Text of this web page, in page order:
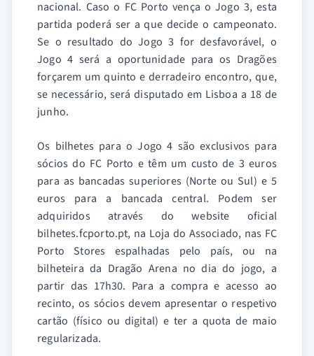
nacional. Caso o FC Porto vença o Jogo 3, esta
partida poderá ser a que decide o campeonato.
Se o resultado do Jogo 3 for desfavorável, o
Jogo 4 será a oportunidade para os Dragões
forçarem um quinto e derradeiro encontro, que,
se necessário, será disputado em Lisboa a 18 de
junho.
Os bilhetes para o Jogo 4 são exclusivos para
sócios do FC Porto e têm um custo de 3 euros
para as bancadas superiores (Norte ou Sul) e 5
euros para a bancada central. Podem ser
adquiridos através do website oficial
bilhetes.fcporto.pt, na Loja do Associado, nas FC
Porto Stores espalhadas pelo país, ou na
bilheteira da Dragão Arena no dia do jogo, a
partir das 17h30. Para a compra e acesso ao
recinto, os sócios devem apresentar o respetivo
cartão (físico ou digital) e ter a quota de maio
regularizada.